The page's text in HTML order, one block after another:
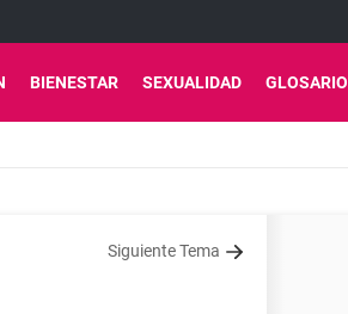
BIENESTAR SEXUALIDAD GLOSARIO
Siguiente Tema